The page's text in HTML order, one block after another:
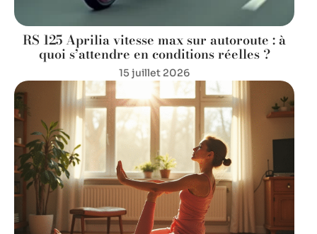
RS 125 Aprilia vitesse max sur autoroute : à
quoi s’attendre en conditions réelles ?
15 juillet 2026